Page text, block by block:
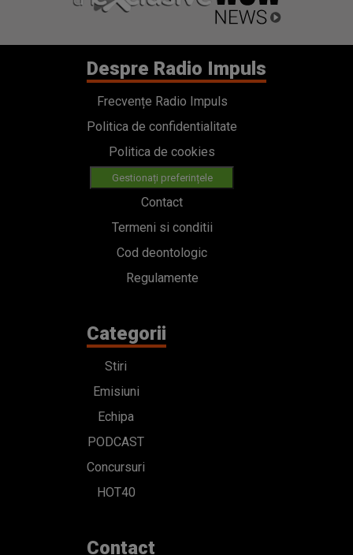
Despre Radio Impuls
Frecvențe Radio Impuls
Politica de confidentialitate
Politica de cookies
Gestionați preferințele
Contact
Termeni si conditii
Cod deontologic
Regulamente
Categorii
Stiri
Emisiuni
Echipa
PODCAST
Concursuri
HOT40
Contact